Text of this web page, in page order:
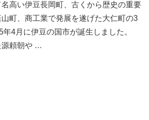
高い伊豆長岡町、古くから歴史の重要
町、商工業で発展を遂げた大仁町の3
4月に伊豆の国市が誕生しました。
源頼朝や …